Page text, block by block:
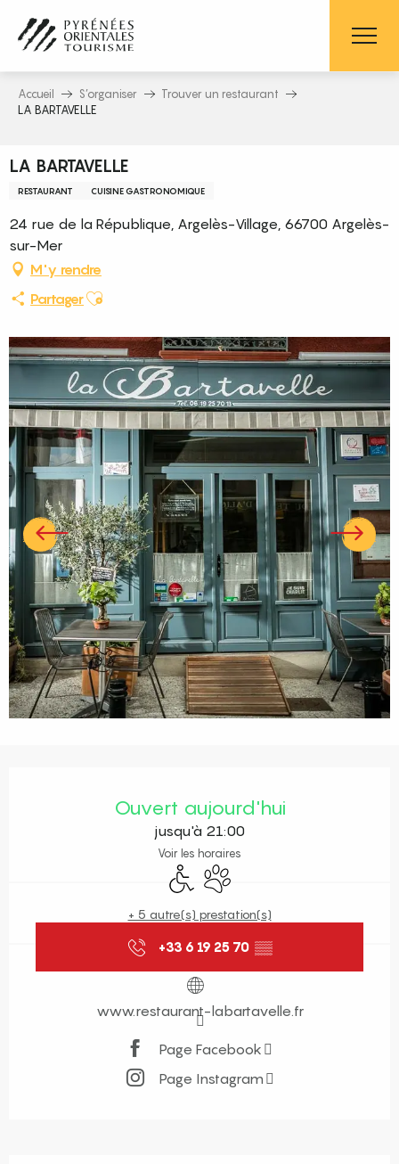
contenu
principal
Accueil S’organiser
Trouver un restaurant
LA BARTAVELLE
LA BARTAVELLE
RESTAURANT CUISINE GASTRONOMIQUE
24 rue de la République, Argelès-Village, 66700 Argelès-
sur-Mer
M'y rendre
PartagerAjouter aux favoris
Ouvert aujourd'hui
jusqu'à 21:00
Voir les horaires
Accès handicapés
Animaux acceptés
+ 5 autre(s) prestation(s)
+33 6 19 25 70 ▒▒
www.restaurant-labartavelle.fr
Page Facebook
Page Instagram